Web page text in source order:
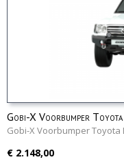
Gobi-X Voorbumper
Gobi-X Voorbumper
€ 2.148,00